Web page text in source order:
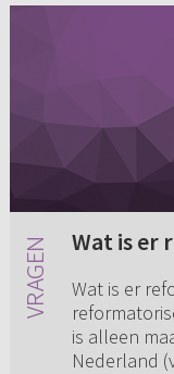
Wat is er
Wat is er
is alleen
Nederland